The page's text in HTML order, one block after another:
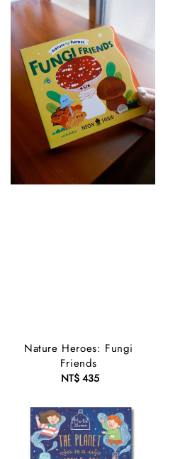
Nature Heroes: Fungi
Friends
Regular
NT$ 435